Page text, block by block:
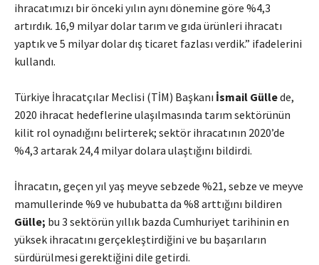
ihracatımızı bir önceki yılın aynı dönemine göre %4,3
artırdık. 16,9 milyar dolar tarım ve gıda ürünleri ihracatı
yaptık ve 5 milyar dolar dış ticaret fazlası verdik.” ifadelerini
kullandı.
Türkiye İhracatçılar Meclisi (TİM) Başkanı İsmail Güllede,
2020 ihracat hedeflerine ulaşılmasında tarım sektörünün
kilit rol oynadığını belirterek; sektör ihracatının 2020’de
%4,3 artarak 24,4 milyar dolara ulaştığını bildirdi.
İhracatın, geçen yıl yaş meyve sebzede %21, sebze ve meyve
mamullerinde %9 ve hububatta da %8 arttığını bildiren
Gülle; bu 3 sektörün yıllık bazda Cumhuriyet tarihinin en
yüksek ihracatını gerçekleştirdiğini ve bu başarıların
sürdürülmesi gerektiğini dile getirdi.